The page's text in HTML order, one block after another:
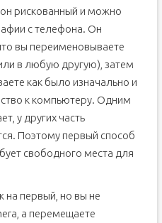
рискованный и можно
с телефона. Он
вы переименовываете
в любую другую), затем
как было изначально и
к компьютеру. Одним
у других часть
Поэтому первый способ
свободного места для
на первый, но вы не
а перемещаете